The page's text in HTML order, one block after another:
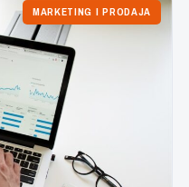
MARKETING I PRODAJA